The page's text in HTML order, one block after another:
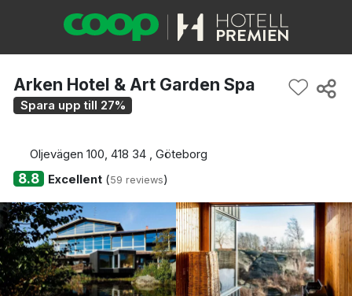
Arken Hotel & Art Garden Spa
Spara upp till 27%
Oljevägen 100, 418 34 , Göteborg
8.8 Excellent(59 reviews)